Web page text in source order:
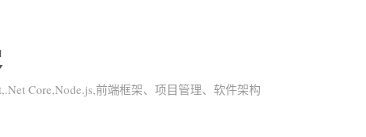
Core,Node.js,前端框架、项目管理、软件架构